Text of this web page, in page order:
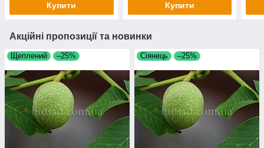
Купити Купити
Акційні пропозиції та новинки
Щеплений –25% Сіянець –25%